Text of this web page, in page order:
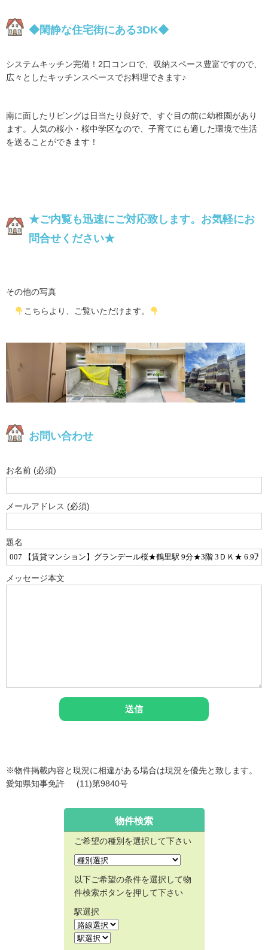
◆閑静な住宅街にある3DK◆
システムキッチン完備！2口コンロで、収納スペース豊富ですので、
広々としたキッチンスペースでお料理できます♪
南に面したリビングは日当たり良好で、すぐ目の前に幼稚園があり
ます。人気の桜小・桜中学区なので、子育てにも適した環境で生活
を送ることができます！
★ご内覧も迅速にご対応致します。 お気軽にお
問合せください★
その他の写真
こちらより、ご覧いただけます。
お問い合わせ
お名前 (必須)
メールアドレス (必須)
題名
メッセージ本文
※物件掲載内容と現況に相違がある場合は現況を優先と致します。
愛知県知事免許 (11)第9840号
物件検索
ご希望の種別を選択して下さい
以下ご希望の条件を選択して物
件検索ボタンを押して下さい
駅選択